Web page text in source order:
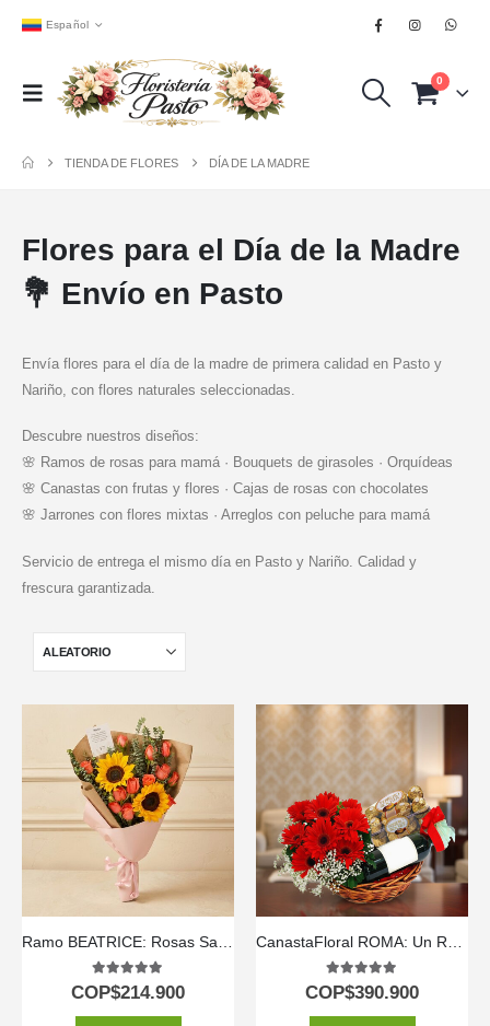
Español
0
TIENDA DE FLORES DÍA DE LA MADRE
Flores para el Día de la Madre
💐 Envío en Pasto
Envía flores para el día de la madre de primera calidad en Pasto y
Nariño, con flores naturales seleccionadas.
Descubre nuestros diseños:
🌸 Ramos de rosas para mamá · Bouquets de girasoles · Orquídeas
🌸 Canastas con frutas y flores · Cajas de rosas con chocolates
🌸 Jarrones con flores mixtas · Arreglos con peluche para mamá
Servicio de entrega el mismo día en Pasto y Nariño. Calidad y
frescura garantizada.
Ramo BEATRICE: Rosas Salmón y Girasoles para Expresar tus Sentimientos 💌
5.00out of 5
COP$214.900
CanastaFloral ROMA: Un Regalo Inolvidable con Vino y Chocolates. 🎁
5.00out of 5
COP$390.900